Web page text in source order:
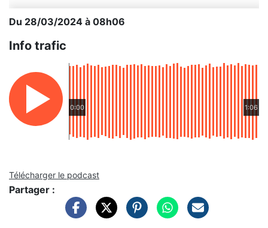
Du 28/03/2024 à 08h06
Info trafic
0:00 1:06
Télécharger le podcast
Partager :